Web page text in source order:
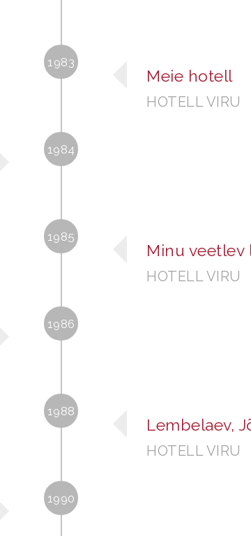
Meie hotell
HOTELL VIRU
1983
1984
Minu veetlev
HOTELL VIRU
1985
1986
Lembelaev,
HOTELL VIRU
1988
1990